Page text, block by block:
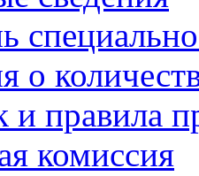
о
и правила
комиссия